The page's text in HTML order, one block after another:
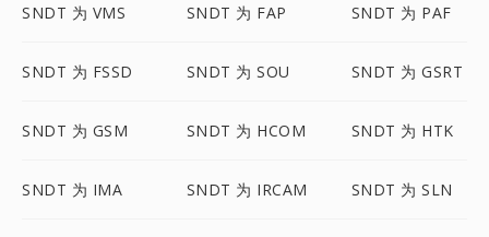
SNDT 为 VMS SNDT 为 FAP SNDT 为 PAF
SNDT 为 FSSD SNDT 为 SOU SNDT 为 GSRT
SNDT 为 GSM SNDT 为 HCOM SNDT 为 HTK
SNDT 为 IMA SNDT 为 IRCAM SNDT 为 SLN